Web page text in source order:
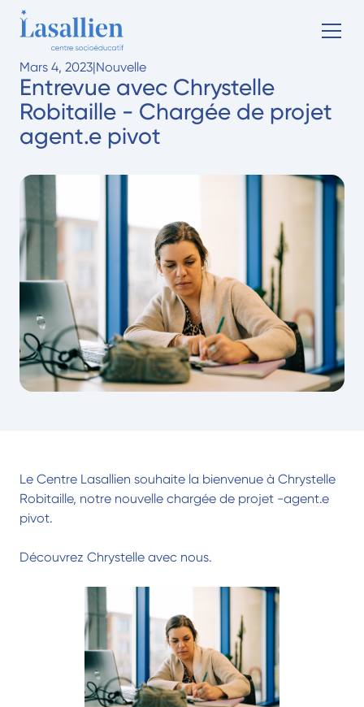
Mars 4, 2023|Nouvelle
Entrevue avec Chrystelle
Robitaille - Chargée de projet
agent.e pivot
Le Centre Lasallien souhaite la bienvenue à Chrystelle
Robitaille, notre nouvelle chargée de projet -agent.e
pivot.
Découvrez Chrystelle avec nous.